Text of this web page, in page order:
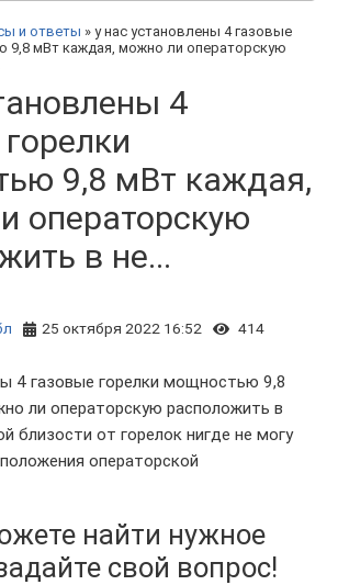
и ответы » у нас установлены 4 газовые
9,8 мВт каждая, можно ли операторскую
4
9,8 мВт каждая,
операторскую
в не...
25 октября 2022 16:52 414
4 газовые горелки мощностью 9,8
ли операторскую расположить в
близости от горелок нигде не могу
операторской
найти нужное
свой вопрос!